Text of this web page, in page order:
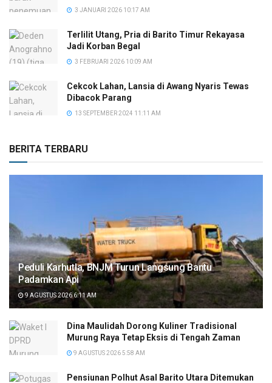
3 JANUARI 2026 10:17 AM
Terlilit Utang, Pria di Barito Timur Rekayasa
Jadi Korban Begal
3 FEBRUARI 2026 10:09 AM
Cekcok Lahan, Lansia di Awang Nyaris Tewas
Dibacok Parang
13 SEPTEMBER 2024 11:11 AM
BERITA TERBARU
Peduli Karhutla, BNJM Turun Langsung Bantu
Padamkan Api
9 AGUSTUS 2026 6:11 AM
Dina Maulidah Dorong Kuliner Tradisional
Murung Raya Tetap Eksis di Tengah Zaman
9 AGUSTUS 2026 5:58 AM
Pensiunan Polhut Asal Barito Utara Ditemukan